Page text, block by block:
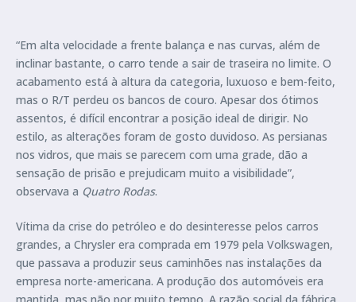
“Em alta velocidade a frente balança e nas curvas, além de
inclinar bastante, o carro tende a sair de traseira no limite. O
acabamento está à altura da categoria, luxuoso e bem-feito,
mas o R/T perdeu os bancos de couro. Apesar dos ótimos
assentos, é difícil encontrar a posição ideal de dirigir. No
estilo, as alterações foram de gosto duvidoso. As persianas
nos vidros, que mais se parecem com uma grade, dão a
sensação de prisão e prejudicam muito a visibilidade”,
observava a Quatro Rodas.
Vítima da crise do petróleo e do desinteresse pelos carros
grandes, a Chrysler era comprada em 1979 pela Volkswagen,
que passava a produzir seus caminhões nas instalações da
empresa norte-americana. A produção dos automóveis era
mantida, mas não por muito tempo. A razão social da fábrica